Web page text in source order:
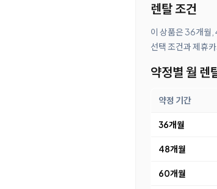
렌탈 조건
이 상품은 36개월,
선택 조건과 제휴
약정별 월 렌
약정 기간
36개월
48개월
60개월